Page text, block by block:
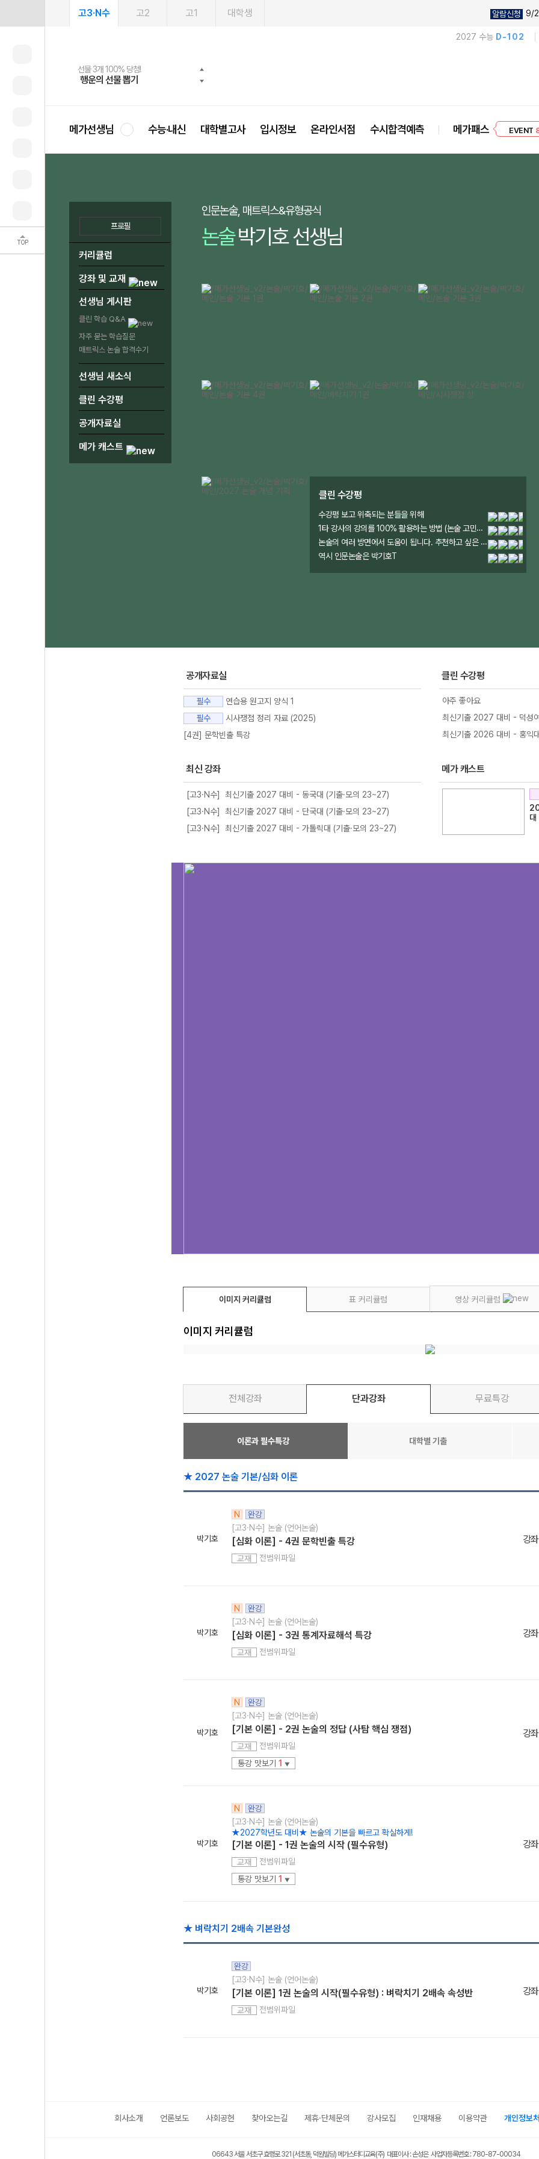
TOP
고3·N수 고2 고1 대학생 알람신청 9/
2027 수능 D-102
선물 3개 100% 당첨!
행운의 선물 뽑기
선물 100% 증정!
메가스터디 X 올리브
여름방학 스터디 캐시백
메가런 썸머스쿨
2027 러셀 단과
강사 공개선발
스마트러닝앱
설문 EVENT
메가패스
3일 무료 체험권
메가패스 수강생 무료혜택!
메가클럽 멤버십
사회공헌 캠페인
희망이룸 메가나눔
메가선생님 수능·내신 대학별고사 입시정보 온라인서점 수시합격예측 메가패스
EVENT
커리큘럼
강좌 및 교재
선생님 게시판
클린 학습 Q&A
자주 묻는 학습질문
매트릭스 논술 합격수기
선생님 새소식
클린 수강평
공개자료실
메가 캐스트
인문논술, 매트릭스&유형공식
논술박기호 선생님
클린 수강평
수강평 보고 위축되는 분들을 위해
1타 강사의 강의를 100% 활용하는 방법 (논술 고민과 해결책)
논술의 여러 방면에서 도움이 됩니다. 추천하고 싶은 강의입니다.
역시 인문논술은 박기호T
프로필
공개자료실
필수
연습용 원고지 양식 1
필수
시사쟁점 정리 자료 (2025)
[4권] 문학빈출 특강
최신 강좌
[고3·N수] 최신기출 2027 대비 - 동국대 (기출·모의 23~27)
[고3·N수] 최신기출 2027 대비 - 단국대 (기출·모의 23~27)
[고3·N수] 최신기출 2027 대비 - 가톨릭대 (기출·모의 23~27)
클린 수강평
아주 좋아요
최신기출 2027 대비 - 덕성
최신기출 2026 대비 - 홍익
메가 캐스트
대
이미지 커리큘럼 표 커리큘럼 영상 커리큘럼
이미지 커리큘럼
전체강좌 단과강좌 무료특강
이론과 필수특강 대학별 기출
★ 2027 논술 기본/심화 이론
박기호
N
완강
[고3·N수] 논술 (언어논술)
[심화 이론] - 4권 문학빈출 특강
교재 전범위파일
강좌
박기호
N
완강
[고3·N수] 논술 (언어논술)
[심화 이론] - 3권 통계자료해석 특강
교재 전범위파일
강좌
박기호
N
완강
[고3·N수] 논술 (언어논술)
[기본 이론] - 2권 논술의 정답 (사탐 핵심 쟁점)
교재
전범위파일
통강 맛보기 1 ▼
강좌
박기호
N
완강
[고3·N수] 논술 (언어논술)
★2027학년도 대비★ 논술의 기본을 빠르고 확실하게!
[기본 이론] - 1권 논술의 시작 (필수유형)
교재
전범위파일
통강 맛보기 1 ▼
강좌
★ 벼락치기 2배속 기본완성
박기호
완강
[고3·N수] 논술 (언어논술)
[기본 이론] 1권 논술의 시작(필수유형) : 벼락치기 2배속 속성반
교재 전범위파일
강좌
회사소개 언론보도 사회공헌 찾아오는길 제휴·단체문의 강사모집 인재채용 이용약관 개인정보
06643 서울 서초구 효령로 321 (서초동, 덕원빌딩) 메가스터디교육(주) 대표이사 : 손성은 사업자등록번호 : 780-87-00034